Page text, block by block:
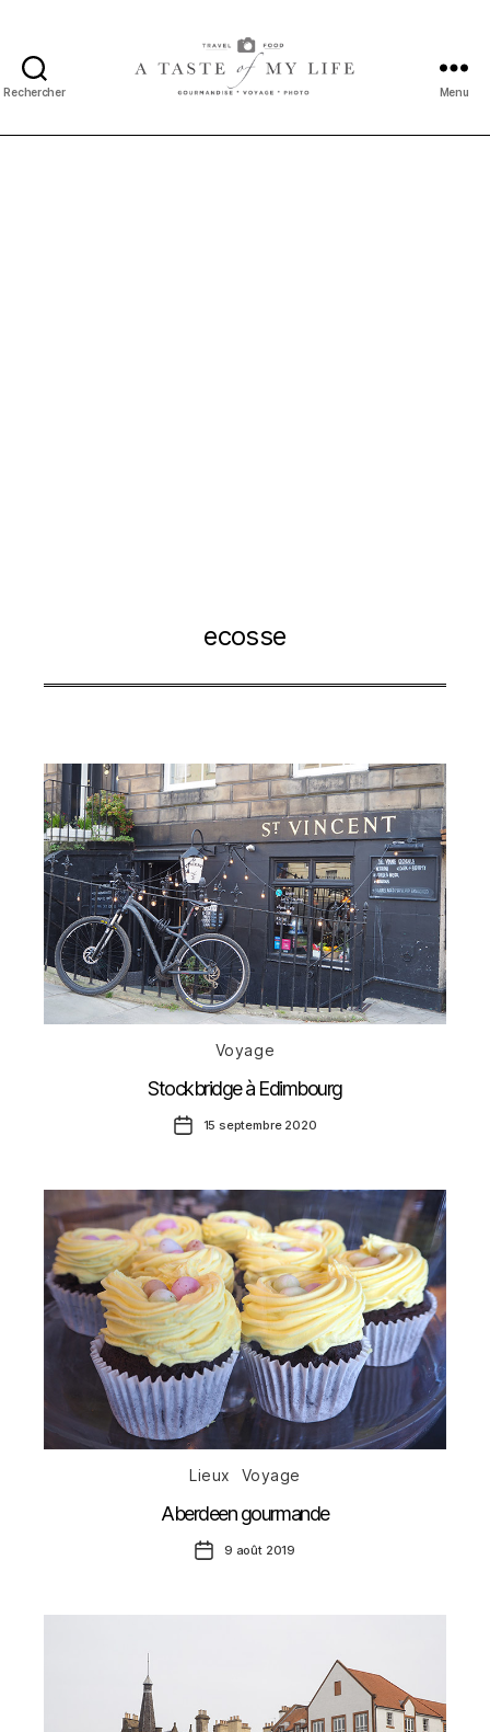
Rechercher
taste
Menu
ecosse
Catégories
Voyage
Stockbridge à Edimbourg
Date15 septembre 2020
Catégories
Lieux Voyage
Aberdeen gourmande
Date9 août 2019